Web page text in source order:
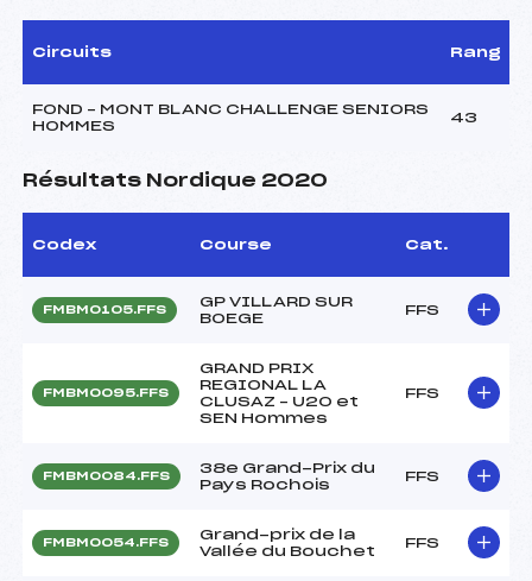
Circuits Rang
FOND – MONT BLANC CHALLENGE SENIORS
HOMMES
43
Résultats Nordique 2020
Codex Course Cat.
FMBM0105.FFS
GP VILLARD SUR
BOEGE
FFS
FMBM0095.FFS
GRAND PRIX
REGIONAL LA
CLUSAZ – U20 et
SEN Hommes
FFS
FMBM0084.FFS
38e Grand-Prix du
Pays Rochois
FFS
FMBM0054.FFS
Grand-prix de la
Vallée du Bouchet
FFS